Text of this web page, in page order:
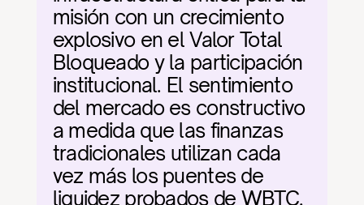
misión con un crecimiento
explosivo en el Valor Total
Bloqueado y la participación
institucional. El sentimiento
del mercado es constructivo
a medida que las finanzas
tradicionales utilizan cada
vez más los puentes de
liquidez probados de WBTC.